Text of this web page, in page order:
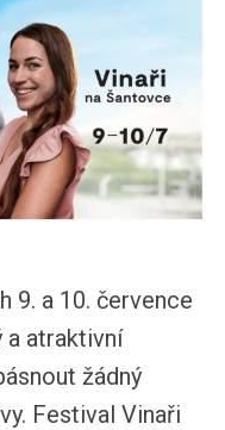
9. a 10. července
a atraktivní
žádný
Festival Vinaři